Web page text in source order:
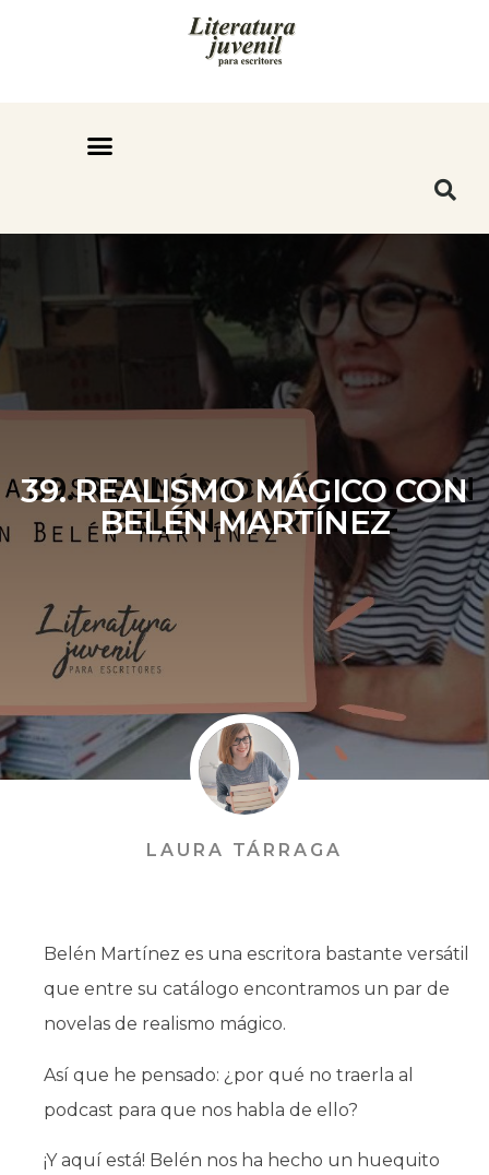
39. REALISMO MÁGICO CON
BELÉN MARTÍNEZ
LAURA TÁRRAGA
Belén Martínez es una escritora bastante versátil
que entre su catálogo encontramos un par de
novelas de realismo mágico.
Así que he pensado: ¿por qué no traerla al
podcast para que nos habla de ello?
¡Y aquí está! Belén nos ha hecho un huequito